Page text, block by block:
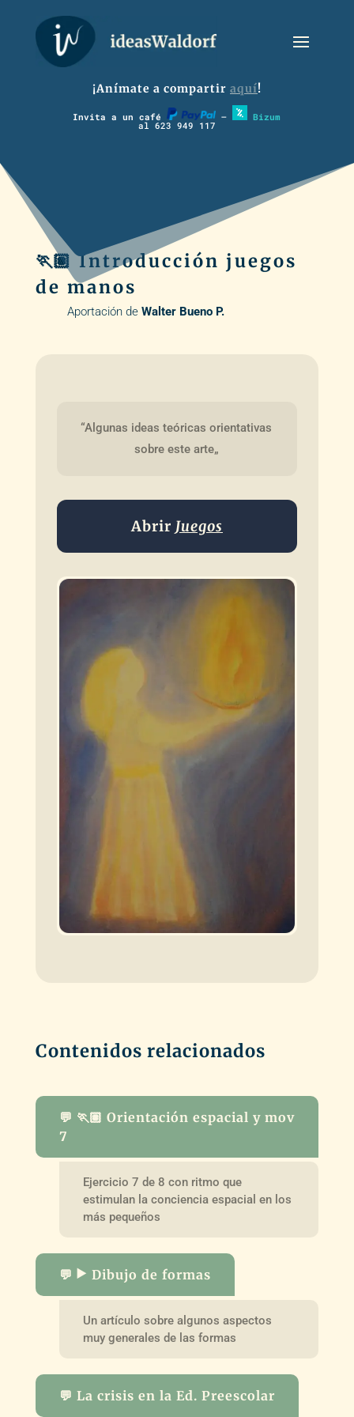
¡Anímate a compartir aquí!
Invita a un café – Bizum
al 623 949 117
🏃🏽 Introducción juegos
de manos
Aportación de Walter Bueno P.
“Algunas ideas teóricas orientativas
sobre este arte„
Abrir Juegos
Contenidos relacionados
💬 🏃🏽 Orientación espacial y mov
7
Ejercicio 7 de 8 con ritmo que
estimulan la conciencia espacial en los
más pequeños
💬 ▶️ Dibujo de formas
Un artículo sobre algunos aspectos
muy generales de las formas
💬 La crisis en la Ed. Preescolar